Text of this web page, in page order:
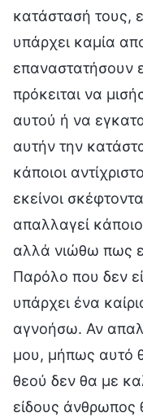
κατάστασή τους,
υπάρχει καμία
επαναστατήσουν
πρόκειται να
αυτού ή να
αυτήν την
κάποιοι
εκείνοι
απαλλαγεί
αλλά νιώθω πως
Παρόλο που δεν
υπάρχει ένα
αγνοήσω. Αν
μου, μήπως αυτό
θεού δεν θα με
είδους άνθρωπος